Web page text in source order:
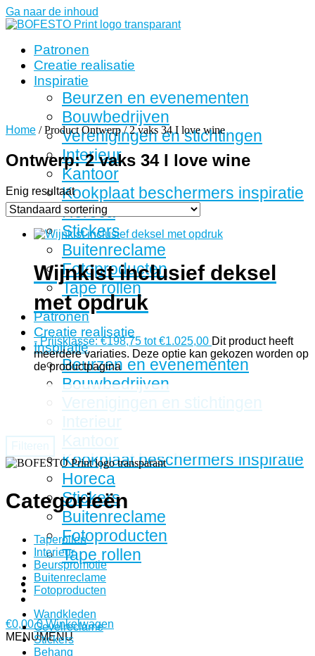
Ga naar de inhoud
Patronen
Creatie realisatie
Inspiratie
Beurzen en evenementen
Bouwbedrijven
Verenigingen en stichtingen
Interieur
Kantoor
Kookplaat beschermers inspiratie
Horeca
Stickers
Buitenreclame
Fotoproducten
Tape rollen
Patronen
Creatie realisatie
Inspiratie
Beurzen en evenementen
Bouwbedrijven
Verenigingen en stichtingen
Interieur
Kantoor
Kookplaat beschermers inspiratie
Horeca
Stickers
Buitenreclame
Fotoproducten
Tape rollen
€0,00 0 Winkelwagen
MENUMENU
Home / Product Ontwerp / 2 vaks 34 I love wine
Ontwerp: 2 vaks 34 I love wine
Enig resultaat
Wijnkist inclusief deksel
met opdruk
- Prijsklasse: €198,75 tot €1.025,00 Dit product heeft
meerdere variaties. Deze optie kan gekozen worden op
de productpagina
Filteren
Categorieën
Taperollen
Interieur
Beurspromotie
Buitenreclame
Fotoproducten
Wandkleden
Gevelreclame
Stickers
Behang